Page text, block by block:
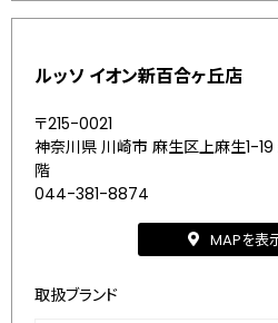
ルッソ イオン新百合ヶ丘店
〒215-0021
神奈川県 川崎市 麻生区上麻生1-19
階
044-381-8874
MAPを表
取扱ブランド